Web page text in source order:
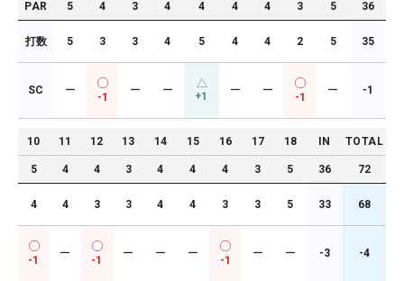
PAR 5 4 3 4 4 4 4 3 5 36
打数 5 3 3 4 5 4 4 2 5 35
SC ー
-1
ー ー +1 ー ー
-1
ー -1
10 11 12 13 14 15 16 17 18 IN TOTAL
5 4 4 3 4 4 4 3 5 36 72
4 4 3 3 4 4 3 3 5 33 68
-1
ー
-1
ー ー ー
-1
ー ー -3 -4